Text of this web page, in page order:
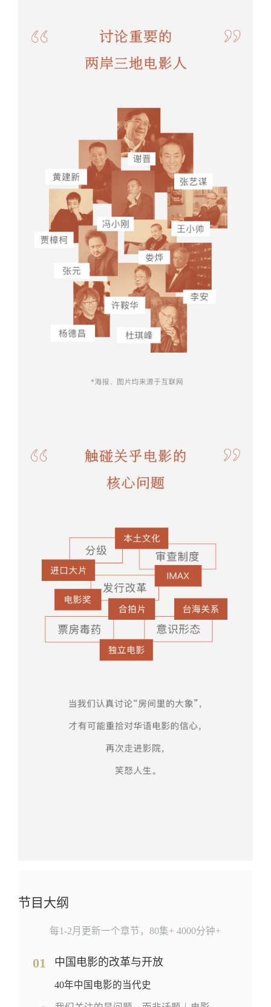
节目大纲
每1-2月更新一个章节，80集+ 4000分钟+
01 中国电影的改革与开放
40年中国电影的当代史